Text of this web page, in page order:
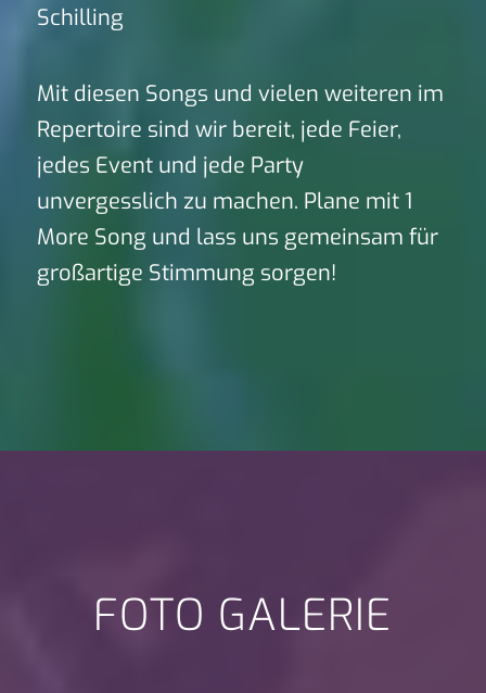
Schilling
Mit diesen Songs und vielen weiteren im
Repertoire sind wir bereit, jede Feier,
jedes Event und jede Party
unvergesslich zu machen. Plane mit 1
More Song und lass uns gemeinsam für
großartige Stimmung sorgen!
FOTO GALERIE